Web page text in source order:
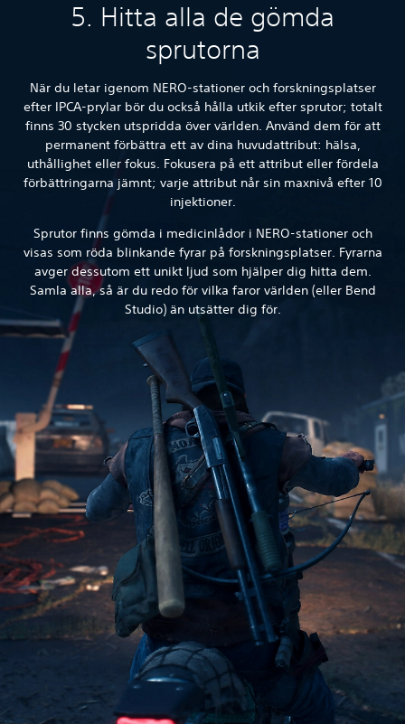
5. Hitta alla de gömda
sprutorna
När du letar igenom NERO-stationer och forskningsplatser
efter IPCA-prylar bör du också hålla utkik efter sprutor; totalt
finns 30 stycken utspridda över världen. Använd dem för att
permanent förbättra ett av dina huvudattribut: hälsa,
uthållighet eller fokus. Fokusera på ett attribut eller fördela
förbättringarna jämnt; varje attribut når sin maxnivå efter 10
injektioner.
Sprutor finns gömda i medicinlådor i NERO-stationer och
visas som röda blinkande fyrar på forskningsplatser. Fyrarna
avger dessutom ett unikt ljud som hjälper dig hitta dem.
Samla alla, så är du redo för vilka faror världen (eller Bend
Studio) än utsätter dig för.